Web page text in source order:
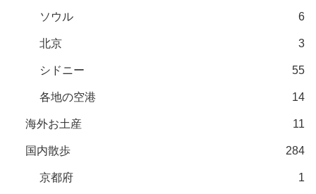
ソウル 6
北京 3
シドニー 55
各地の空港 14
海外お土産 11
国内散歩 284
京都府 1